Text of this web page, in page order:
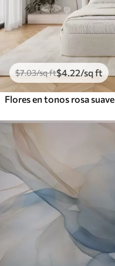
$7.03/sq ft$4 .22/sq ft
Flores en tonos rosa suave